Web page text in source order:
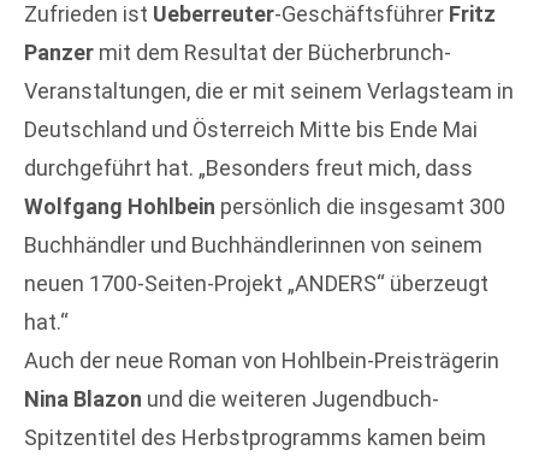
Zufrieden ist Ueberreuter-Geschäftsführer Fritz
Panzer mit dem Resultat der Bücherbrunch-
Veranstaltungen, die er mit seinem Verlagsteam in
Deutschland und Österreich Mitte bis Ende Mai
durchgeführt hat. „Besonders freut mich, dass
Wolfgang Hohlbein persönlich die insgesamt 300
Buchhändler und Buchhändlerinnen von seinem
neuen 1700-Seiten-Projekt „ANDERS“ überzeugt
hat.“
Auch der neue Roman von Hohlbein-Preisträgerin
Nina Blazon und die weiteren Jugendbuch-
Spitzentitel des Herbstprogramms kamen beim